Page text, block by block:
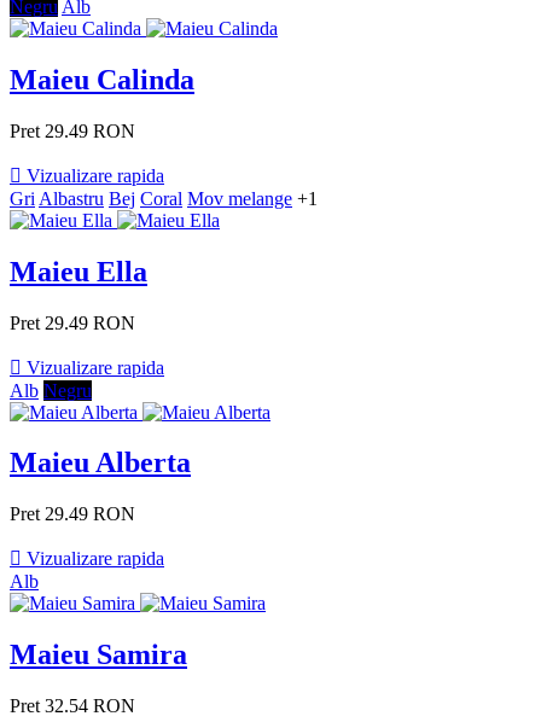
Negru Alb
Maieu Calinda
Pret 29.49 RON
 Vizualizare rapida
Gri Albastru Bej Coral Mov melange +1
Maieu Ella
Pret 29.49 RON
 Vizualizare rapida
Alb Negru
Maieu Alberta
Pret 29.49 RON
 Vizualizare rapida
Alb
Maieu Samira
Pret 32.54 RON